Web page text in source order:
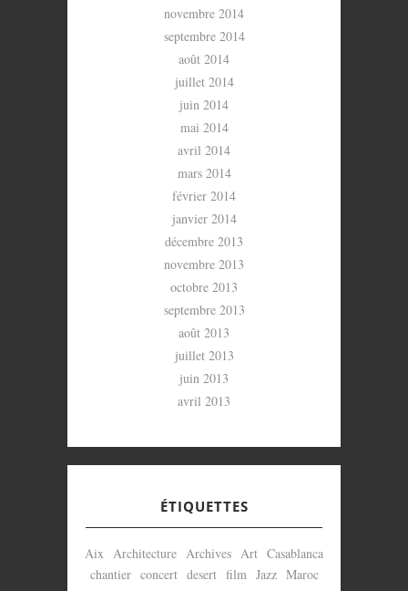
novembre 2014
septembre 2014
août 2014
juillet 2014
juin 2014
mai 2014
avril 2014
mars 2014
février 2014
janvier 2014
décembre 2013
novembre 2013
octobre 2013
septembre 2013
août 2013
juillet 2013
juin 2013
avril 2013
ÉTIQUETTES
Aix Architecture Archives Art Casablanca
chantier concert desert film Jazz Maroc